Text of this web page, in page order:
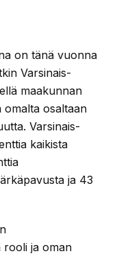
on tänä vuonna
Varsinais-
maakunnan
osaltaan
Varsinais-
kaikista
ja 43
rooli ja oman